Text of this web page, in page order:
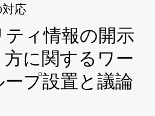
応
ィ情報の開示
に関するワー
プ設置と議論